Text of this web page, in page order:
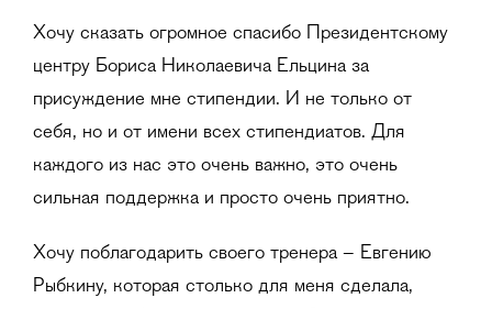
Хочу сказать огромное спасибо Президентскому
центру Бориса Николаевича Ельцина за
присуждение мне стипендии. И не только от
себя, но и от имени всех стипендиатов. Для
каждого из нас это очень важно, это очень
сильная поддержка и просто очень приятно.
Хочу поблагодарить своего тренера – Евгению
Рыбкину, которая столько для меня сделала,